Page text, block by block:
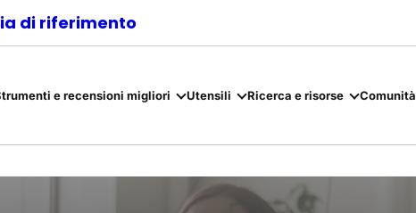
di riferimento
e recensioni migliori Utensili Ricerca e risorse Comunità